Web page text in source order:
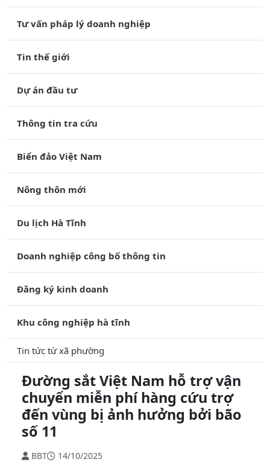
Tư vấn pháp lý doanh nghiệp
Tin thế giới
Dự án đầu tư
Thông tin tra cứu
Biển đảo Việt Nam
Nông thôn mới
Du lịch Hà Tĩnh
Doanh nghiệp công bố thông tin
Đăng ký kinh doanh
Khu công nghiệp hà tĩnh
Tin tức từ xã phường
Đường sắt Việt Nam hỗ trợ vận
chuyển miễn phí hàng cứu trợ
đến vùng bị ảnh hưởng bởi bão
số 11
BBT
14/10/2025